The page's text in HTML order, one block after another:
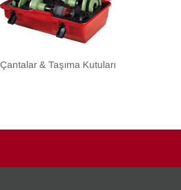
Çantalar & Taşıma Kutuları